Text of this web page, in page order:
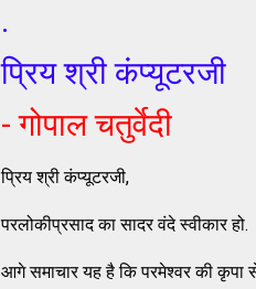
.
प्रिय श्री कंप्यूटरजी
- गोपाल चतुर्वेदी
प्रिय श्री कंप्यूटरजी,
परलोकीप्रसाद का सादर वंदे स्वीकार हो.
आगे समाचार यह है कि परमेश्वर की कृपा